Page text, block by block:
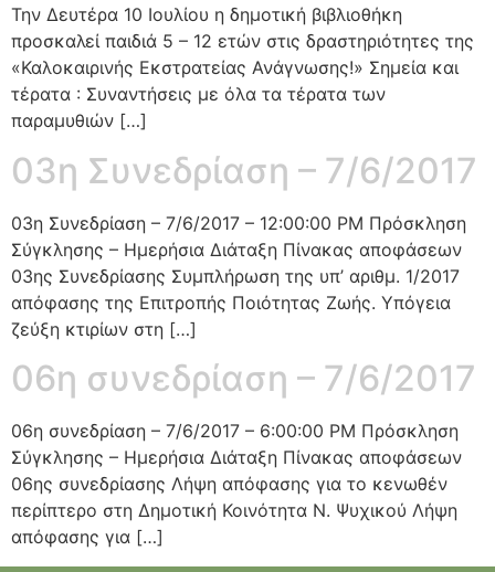
Την Δευτέρα 10 Ιουλίου η δημοτική βιβλιοθήκη
προσκαλεί παιδιά 5 – 12 ετών στις δραστηριότητες της
«Καλοκαιρινής Εκστρατείας Ανάγνωσης!» Σημεία και
τέρατα : Συναντήσεις με όλα τα τέρατα των
παραμυθιών […]
03η Συνεδρίαση – 7/6/2017
03η Συνεδρίαση – 7/6/2017 – 12:00:00 PM Πρόσκληση
Σύγκλησης – Ημερήσια Διάταξη Πίνακας αποφάσεων
03ης Συνεδρίασης Συμπλήρωση της υπ’ αριθμ. 1/2017
απόφασης της Επιτροπής Ποιότητας Ζωής. Υπόγεια
ζεύξη κτιρίων στη […]
06η συνεδρίαση – 7/6/2017
06η συνεδρίαση – 7/6/2017 – 6:00:00 PM Πρόσκληση
Σύγκλησης – Ημερήσια Διάταξη Πίνακας αποφάσεων
06ης συνεδρίασης Λήψη απόφασης για το κενωθέν
περίπτερο στη Δημοτική Κοινότητα Ν. Ψυχικού Λήψη
απόφασης για […]